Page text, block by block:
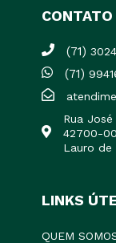
CONTATO
(71)
(71)
Rua
42700-
Lauro de
LINKS
QUEM